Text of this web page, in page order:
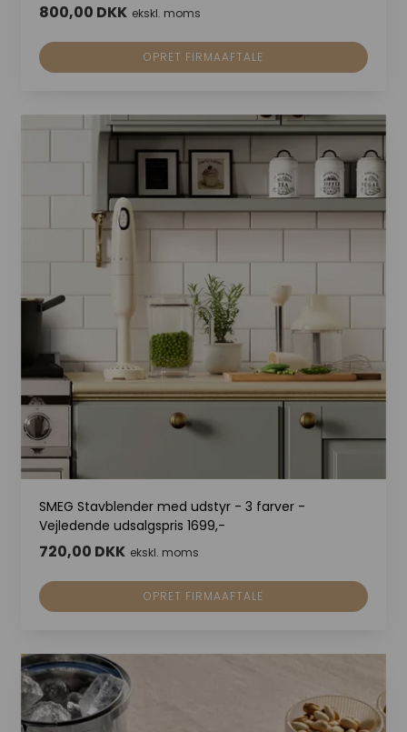
800,00 DKK ekskl. moms
OPRET FIRMAAFTALE
SMEG Stavblender med udstyr - 3 farver -
Vejledende udsalgspris 1699,-
720,00 DKK ekskl. moms
OPRET FIRMAAFTALE